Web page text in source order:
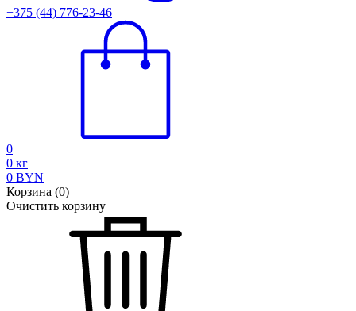
+375 (44) 776-23-46
0
0 кг
0 BYN
Корзина (0)
Очистить корзину